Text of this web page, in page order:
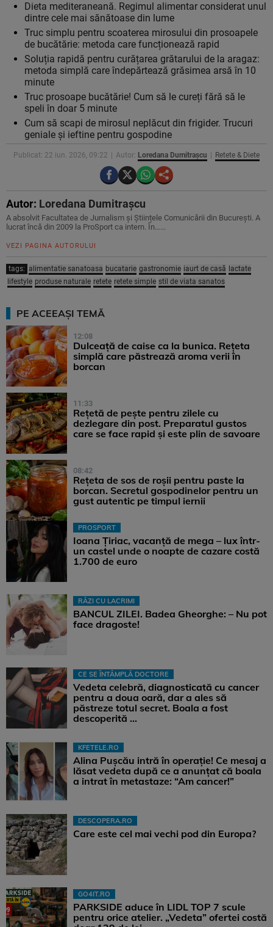
Dieta mediteraneană. Regimul alimentar considerat unul
dintre cele mai sănătoase din lume
Truc simplu pentru scoaterea mirosului din prosoapele
de bucătărie: metoda care funcționează rapid
Soluția rapidă pentru curățarea grătarului de la aragaz:
metoda simplă care îndepărtează grăsimea arsă în 10
minute
Truc prosoape bucătărie! Cum să le cureți fără să le
speli în doar 5 minute
Cum să scapi de mirosul neplăcut din frigider. Trucuri
geniale și ieftine pentru gospodine
Publicat: 22 iun. 2026, 09:22 Autor: Loredana Dumitrașcu Retete & Diete
Autor: Loredana Dumitrașcu
A absolvit Facultatea de Jurnalism și Științele Comunicării din București. A
lucrat încă din 2009 la ProSport ca intern. În…...
VEZI PAGINA AUTORULUI
tags: alimentatie sanatoasa bucatarie gastronomie iaurt de casă lactate
lifestyle produse naturale retete retete simple stil de viata sanatos
PE ACEEAȘI TEMĂ
12:08
Dulceață de caise ca la bunica. Rețeta
simplă care păstrează aroma verii în
borcan
11:33
Rețetă de pește pentru zilele cu
dezlegare din post. Preparatul gustos
care se face rapid și este plin de savoare
08:42
Rețeta de sos de roșii pentru paste la
borcan. Secretul gospodinelor pentru un
gust autentic pe timpul iernii
PROSPORT
Ioana Țiriac, vacanță de mega – lux într-
un castel unde o noapte de cazare costă
1.700 de euro
RÂZI CU LACRIMI
BANCUL ZILEI. Badea Gheorghe: – Nu pot
face dragoste!
CE SE ÎNTÂMPLĂ DOCTORE
Vedeta celebră, diagnosticată cu cancer
pentru a doua oară, dar a ales să
păstreze totul secret. Boala a fost
descoperită ...
KFETELE.RO
Alina Pușcău intră în operație! Ce mesaj a
lăsat vedeta după ce a anunțat că boala
a intrat în metastaze: “Am cancer!”
DESCOPERA.RO
Care este cel mai vechi pod din Europa?
GO4IT.RO
PARKSIDE aduce în LIDL TOP 7 scule
pentru orice atelier. „Vedeta” ofertei costă